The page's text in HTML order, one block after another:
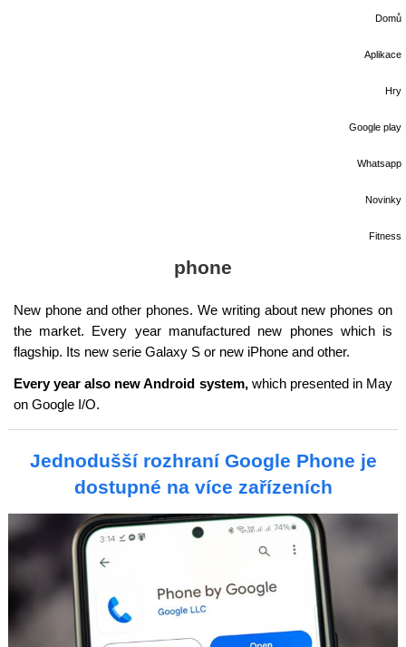
Domů
Aplikace
Hry
Google play
Whatsapp
Novinky
Fitness
phone
New phone and other phones. We writing about new phones on
the market. Every year manufactured new phones which is
flagship. Its new serie Galaxy S or new iPhone and other.
Every year also new Android system,which presented in May
on Google I/O.
Jednodušší rozhraní Google Phone je
dostupné na více zařízeních